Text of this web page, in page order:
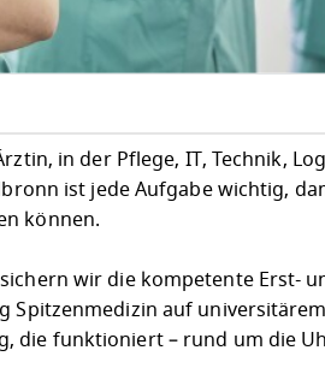
in der Pflege, IT, Technik,
ist jede Aufgabe wichtig,
können.
wir die kompetente Erst-
auf
die funktioniert – rund um die